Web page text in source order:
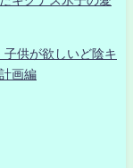
子供が欲しいど陰キ
画編